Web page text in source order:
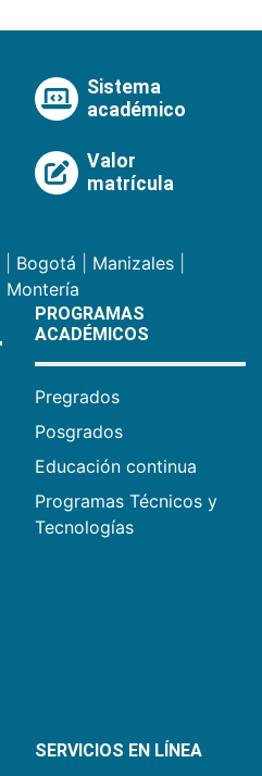
Sistema
académico
Valor
matrícula
Bogotá Manizales
Montería
PROGRAMAS
ACADÉMICOS
Pregrados
Posgrados
Educación continua
Programas Técnicos y
Tecnologías
SERVICIOS EN LÍNEA